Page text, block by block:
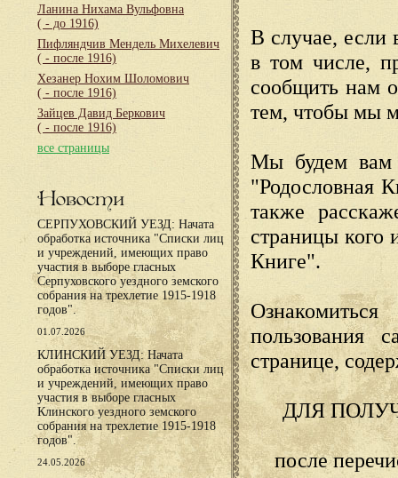
Ланина Нихама Вульфовна
( - до 1916)
Пифляндчив Мендель Михелевич
( - после 1916)
Хезанер Нохим Шоломович
( - после 1916)
Зайцев Давид Беркович
( - после 1916)
все страницы
Новости
СЕРПУХОВСКИЙ УЕЗД: Начата
обработка источника "Списки лиц
и учреждений, имеющих право
участия в выборе гласных
Серпуховского уездного земского
собрания на трехлетие 1915-1918
годов".
01.07.2026
КЛИНСКИЙ УЕЗД: Начата
обработка источника "Списки лиц
и учреждений, имеющих право
участия в выборе гласных
Клинского уездного земского
собрания на трехлетие 1915-1918
годов".
24.05.2026
В случае, если
в том числе,
сообщить нам
тем, чтобы мы
Мы будем вам
"Родословная
также
страницы кого
Книге".
пользования
странице,
ДЛЯ
после